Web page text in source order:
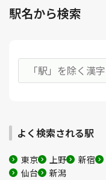
駅名から検索
よく検索される駅
東京 上野 新宿
仙台
新潟